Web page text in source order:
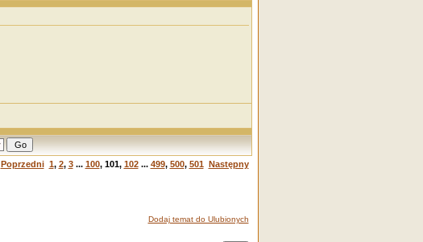
Poprzedni 1, 2, 3... 100, 101, 102... 499, 500, 501 Następny
Dodaj temat do Ulubionych